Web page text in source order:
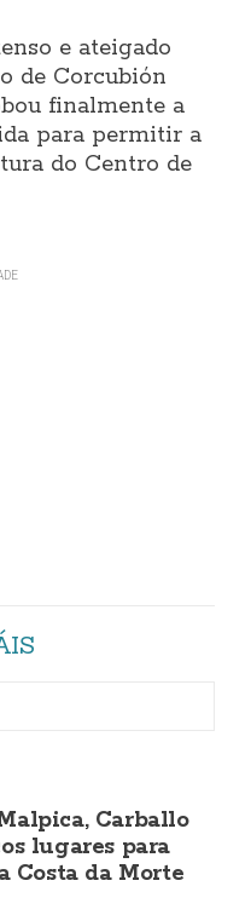
e ateigado
de Corcubión
finalmente a
para permitir a
do Centro de
Carballo
lugares para
Costa da Morte